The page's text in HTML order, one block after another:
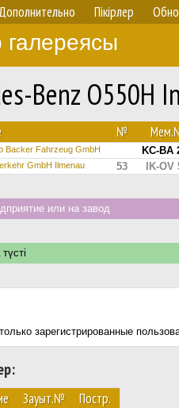
Пікірлер
галереясы
Benz O550H
№
Backer Fahrzeug GmbH KC-BA
GmbH Ilmenau 53 IK-OV
или на завод
зарегистрированные
Зауыт.№ Постр.